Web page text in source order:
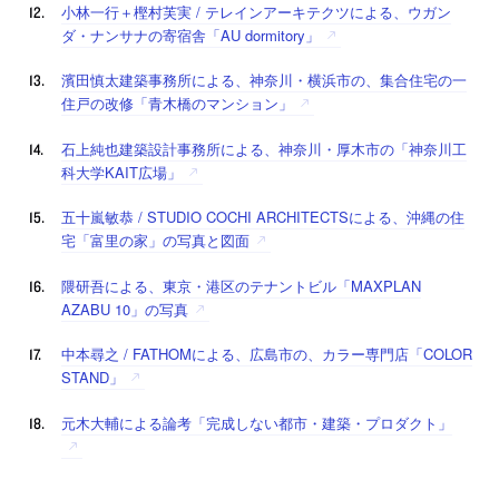
小林一行＋樫村芙実 / テレインアーキテクツによる、ウガン
ダ・ナンサナの寄宿舎「AU dormitory」
濱田慎太建築事務所による、神奈川・横浜市の、集合住宅の一
住戸の改修「青木橋のマンション」
石上純也建築設計事務所による、神奈川・厚木市の「神奈川工
科大学KAIT広場」
五十嵐敏恭 / STUDIO COCHI ARCHITECTSによる、沖縄の住
宅「富里の家」の写真と図面
隈研吾による、東京・港区のテナントビル「MAXPLAN
AZABU 10」の写真
中本尋之 / FATHOMによる、広島市の、カラー専門店「COLOR
STAND」
元木大輔による論考「完成しない都市・建築・プロダクト」